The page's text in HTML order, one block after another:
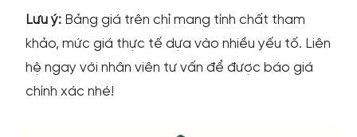
Lưu ý: Bảng giá trên chỉ mang tính chất tham
khảo, mức giá thực tế dựa vào nhiều yếu tố. Liên
hệ ngay với nhân viên tư vấn để được báo giá
chính xác nhé!